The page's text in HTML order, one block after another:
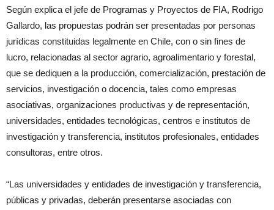
Según explica el jefe de Programas y Proyectos de FIA, Rodrigo
Gallardo, las propuestas podrán ser presentadas por personas
jurídicas constituidas legalmente en Chile, con o sin fines de
lucro, relacionadas al sector agrario, agroalimentario y forestal,
que se dediquen a la producción, comercialización, prestación de
servicios, investigación o docencia, tales como empresas
asociativas, organizaciones productivas y de representación,
universidades, entidades tecnológicas, centros e institutos de
investigación y transferencia, institutos profesionales, entidades
consultoras, entre otros.
“Las universidades y entidades de investigación y transferencia,
públicas y privadas, deberán presentarse asociadas con